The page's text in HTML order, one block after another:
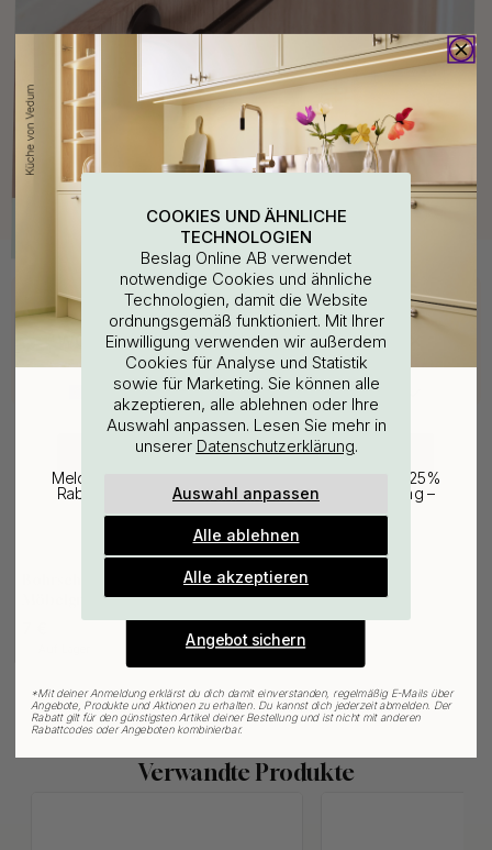
Kaufen Sie zusammen mit
127
Möbelgriffe & Möbelknöpfe
Verwandte Produkte
COOKIES UND ÄHNLICHE
TECHNOLOGIEN
Beslag Online AB verwendet
notwendige Cookies und ähnliche
Technologien, damit die Website
ordnungsgemäß funktioniert. Mit Ihrer
Einwilligung verwenden wir außerdem
Cookies für Analyse und Statistik
sowie für Marketing. Sie können alle
akzeptieren, alle ablehnen oder Ihre
Auswahl anpassen. Lesen Sie mehr in
unserer Datenschutzerklärung.
Auswahl anpassen
Alle ablehnen
Alle akzeptieren
WOULD YOU RATHER VISIT?
EU
CHANGE COUNTRY
25% Rabatt auf deinen
günstigsten Artikel
Melde dich für unseren Newsletter an und erhalte 25%
Rabatt auf den günstigsten Artikel deiner Bestellung –
plus Inspiration und exklusive Angebote.
Gültig bis zum 31. August
Angebot sichern
*Mit deiner Anmeldung erklärst du dich damit einverstanden, regelmäßig E-Mails über
Angebote, Produkte und Aktionen zu erhalten. Du kannst dich jederzeit abmelden. Der
Rabatt gilt für den günstigsten Artikel deiner Bestellung und ist nicht mit anderen
Rabattcodes oder Angeboten kombinierbar.